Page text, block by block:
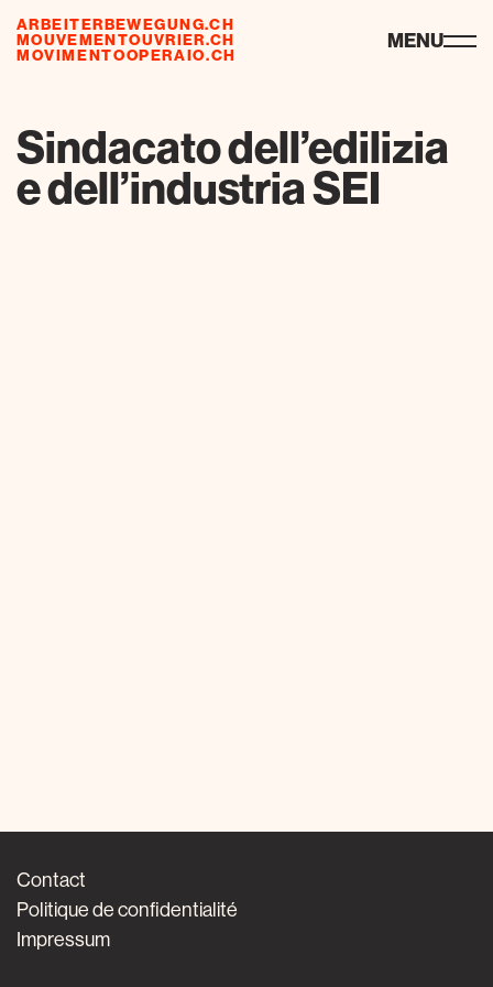
ARBEITERBEWEGUNG.CH
MOUVEMENTOUVRIER.CH
MOVIMENTOOPERAIO.CH
ressources MENU
Sindacato dell’edilizia
e dell’industria SEI
Contact
Politique de confidentialité
Impressum